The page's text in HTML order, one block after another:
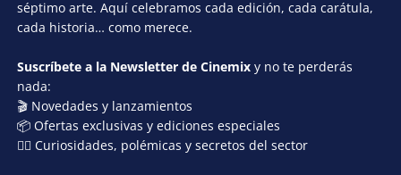
séptimo arte. Aquí celebramos cada edición, cada carátula,
cada historia… como merece.
Suscríbete a la Newsletter de Cinemix y no te perderás
nada:
🎬 Novedades y lanzamientos
📦 Ofertas exclusivas y ediciones especiales
🕵️‍♂️ Curiosidades, polémicas y secretos del sector